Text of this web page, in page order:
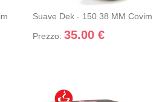
Suave Dek - 150 38 MM Covim
Prezzo:35.00 €
carrello